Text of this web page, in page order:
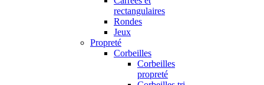
rectangulaires
Rondes
Jeux
Propreté
Corbeilles
Corbeilles
propreté